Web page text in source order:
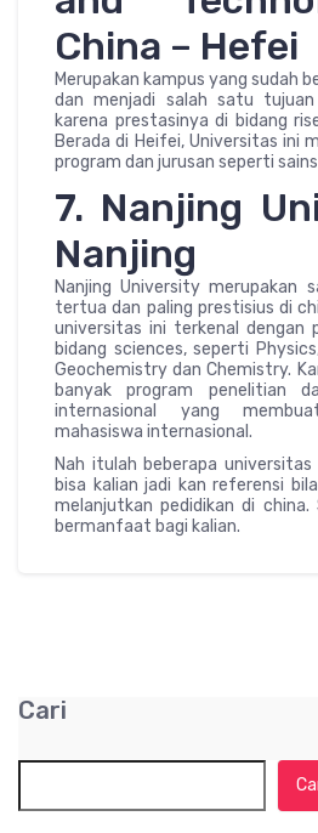
China – Hefei
Merupakan kampus yang sudah
dan menjadi salah satu tujuan
karena prestasinya di bidang
Berada di Heifei, Universitas ini
program dan jurusan seperti
7. Nanjing
Nanjing
Nanjing University merupakan
tertua dan paling prestisius di
universitas ini terkenal dengan
bidang sciences, seperti
Geochemistry dan Chemistry.
banyak program penelitian
internasional yang
mahasiswa internasional.
Nah itulah beberapa
bisa kalian jadi kan referensi
melanjutkan pedidikan di
bermanfaat bagi kalian.
Cari